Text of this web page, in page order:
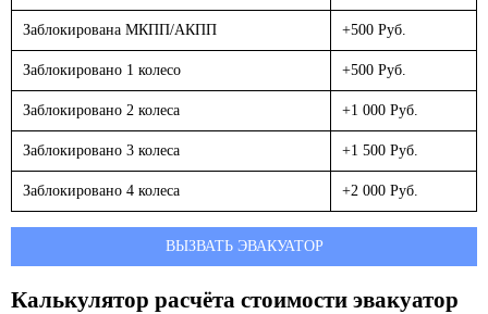
Заблокирована МКПП/АКПП +500 Руб.
Заблокировано 1 колесо +500 Руб.
Заблокировано 2 колеса +1 000 Руб.
Заблокировано 3 колеса +1 500 Руб.
Заблокировано 4 колеса +2 000 Руб.
ВЫЗВАТЬ ЭВАКУАТОР
Калькулятор расчёта стоимости эвакуатор